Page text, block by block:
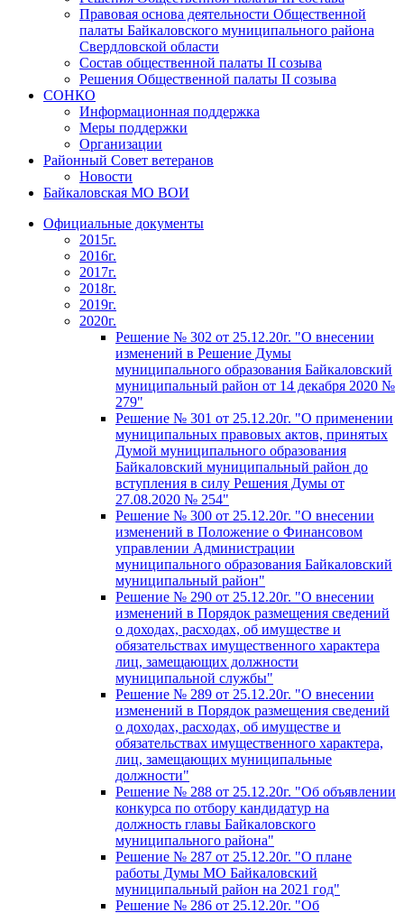
Правовая основа деятельности Общественной
палаты Байкаловского муниципального района
Свердловской области
Состав общественной палаты II созыва
Решения Общественной палаты II созыва
СОНКО
Информационная поддержка
Меры поддержки
Организации
Районный Совет ветеранов
Новости
Байкаловская МО ВОИ
Официальные документы
2015г.
2016г.
2017г.
2018г.
2019г.
2020г.
Решение № 302 от 25.12.20г. "О внесении
изменений в Решение Думы
муниципального образования Байкаловский
муниципальный район от 14 декабря 2020 №
279"
Решение № 301 от 25.12.20г. "О применении
муниципальных правовых актов, принятых
Думой муниципального образования
Байкаловский муниципальный район до
вступления в силу Решения Думы от
27.08.2020 № 254"
Решение № 300 от 25.12.20г. "О внесении
изменений в Положение о Финансовом
управлении Администрации
муниципального образования Байкаловский
муниципальный район"
Решение № 290 от 25.12.20г. "О внесении
изменений в Порядок размещения сведений
о доходах, расходах, об имуществе и
обязательствах имущественного характера
лиц, замещающих должности
муниципальной службы"
Решение № 289 от 25.12.20г. "О внесении
изменений в Порядок размещения сведений
о доходах, расходах, об имуществе и
обязательствах имущественного характера,
лиц, замещающих муниципальные
должности"
Решение № 288 от 25.12.20г. "Об объявлении
конкурса по отбору кандидатур на
должность главы Байкаловского
муниципального района"
Решение № 287 от 25.12.20г. "О плане
работы Думы МО Байкаловский
муниципальный район на 2021 год"
Решение № 286 от 25.12.20г. "Об